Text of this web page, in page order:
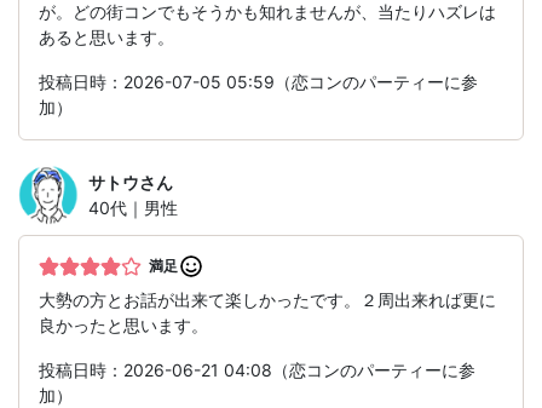
が。どの街コンでもそうかも知れませんが、当たりハズレは
あると思います。
投稿日時：2026-07-05 05:59（恋コンのパーティーに参
加）
サトウさん
40代｜男性
満足
大勢の方とお話が出来て楽しかったです。２周出来れば更に
良かったと思います。
投稿日時：2026-06-21 04:08（恋コンのパーティーに参
加）